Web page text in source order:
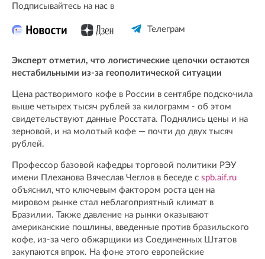
Подписывайтесь на нас в
Телеграм
Эксперт отметил, что логистические цепочки остаются
нестабильными из-за геополитической ситуации
Цена растворимого кофе в России в сентябре подскочила
выше четырех тысяч рублей за килограмм - об этом
свидетельствуют данные Росстата. Поднялись цены и на
зерновой, и на молотый кофе — почти до двух тысяч
рублей.
Профессор базовой кафедры торговой политики РЭУ
имени Плеханова Вячеслав Чеглов в беседе с spb.aif.ru
объяснил, что ключевым фактором роста цен на
мировом рынке стал неблагоприятный климат в
Бразилии. Также давление на рынки оказывают
американские пошлины, введенные против бразильского
кофе, из-за чего обжарщики из Соединенных Штатов
закупаются впрок. На фоне этого европейские